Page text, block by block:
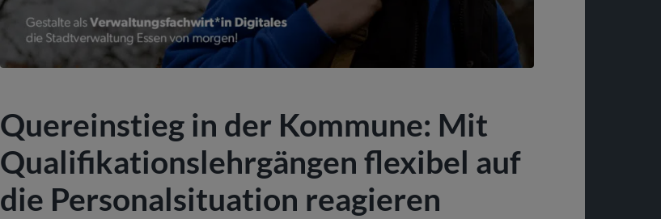
Quereinstieg in der Kommune: Mit
Qualifikationslehrgängen flexibel auf
die Personalsituation reagieren